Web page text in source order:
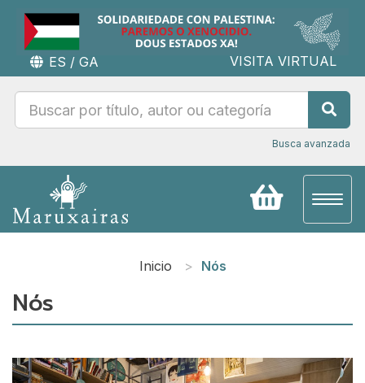
ES / GA VISITA VIRTUAL
Busca avanzada
Inicio Nós
Nós